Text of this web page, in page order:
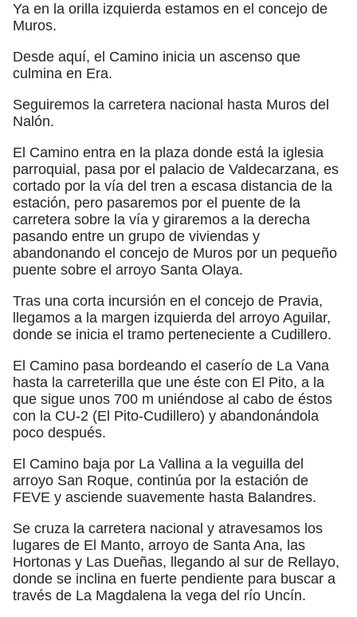
Ya en la orilla izquierda estamos en el concejo de
Muros.
Desde aquí, el Camino inicia un ascenso que
culmina en Era.
Seguiremos la carretera nacional hasta Muros del
Nalón.
El Camino entra en la plaza donde está la iglesia
parroquial, pasa por el palacio de Valdecarzana, es
cortado por la vía del tren a escasa distancia de la
estación, pero pasaremos por el puente de la
carretera sobre la vía y giraremos a la derecha
pasando entre un grupo de viviendas y
abandonando el concejo de Muros por un pequeño
puente sobre el arroyo Santa Olaya.
Tras una corta incursión en el concejo de Pravia,
llegamos a la margen izquierda del arroyo Aguilar,
donde se inicia el tramo perteneciente a Cudillero.
El Camino pasa bordeando el caserío de La Vana
hasta la carreterilla que une éste con El Pito, a la
que sigue unos 700 m uniéndose al cabo de éstos
con la CU-2 (El Pito-Cudillero) y abandonándola
poco después.
El Camino baja por La Vallina a la veguilla del
arroyo San Roque, continúa por la estación de
FEVE y asciende suavemente hasta Balandres.
Se cruza la carretera nacional y atravesamos los
lugares de El Manto, arroyo de Santa Ana, las
Hortonas y Las Dueñas, llegando al sur de Rellayo,
donde se inclina en fuerte pendiente para buscar a
través de La Magdalena la vega del río Uncín.